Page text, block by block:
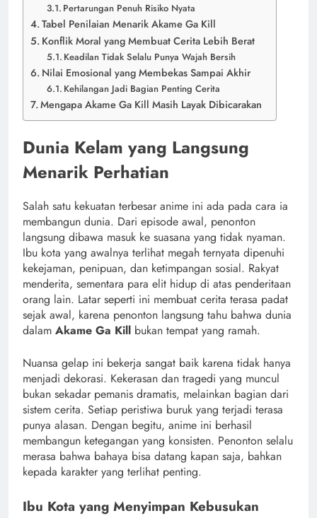
Pertarungan Penuh Risiko Nyata
Tabel Penilaian Menarik Akame Ga Kill
Konflik Moral yang Membuat Cerita Lebih Berat
Keadilan Tidak Selalu Punya Wajah Bersih
Nilai Emosional yang Membekas Sampai Akhir
Kehilangan Jadi Bagian Penting Cerita
Mengapa Akame Ga Kill Masih Layak Dibicarakan
Dunia Kelam yang Langsung
Menarik Perhatian
Salah satu kekuatan terbesar anime ini ada pada cara ia
membangun dunia. Dari episode awal, penonton
langsung dibawa masuk ke suasana yang tidak nyaman.
Ibu kota yang awalnya terlihat megah ternyata dipenuhi
kekejaman, penipuan, dan ketimpangan sosial. Rakyat
menderita, sementara para elit hidup di atas penderitaan
orang lain. Latar seperti ini membuat cerita terasa padat
sejak awal, karena penonton langsung tahu bahwa dunia
dalam Akame Ga Kill bukan tempat yang ramah.
Nuansa gelap ini bekerja sangat baik karena tidak hanya
menjadi dekorasi. Kekerasan dan tragedi yang muncul
bukan sekadar pemanis dramatis, melainkan bagian dari
sistem cerita. Setiap peristiwa buruk yang terjadi terasa
punya alasan. Dengan begitu, anime ini berhasil
membangun ketegangan yang konsisten. Penonton selalu
merasa bahwa bahaya bisa datang kapan saja, bahkan
kepada karakter yang terlihat penting.
Ibu Kota yang Menyimpan Kebusukan